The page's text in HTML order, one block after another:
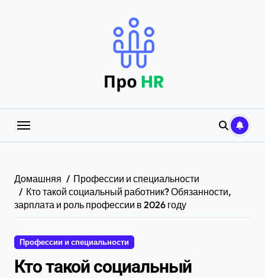
Домашняя
Профессии и специальности
Кто такой социальный работник? Обязанности,
зарплата и роль профессии в 2026 году
Профессии и специальности
Кто такой социальный